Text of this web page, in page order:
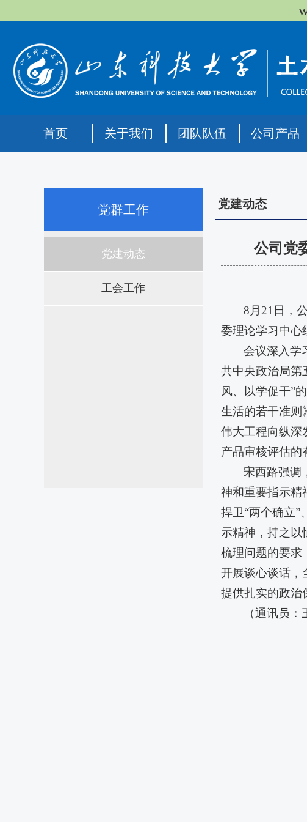
首页 关于我们 团队队伍 公司产品
党群工作
党建动态
工会工作
党建动态
公司党
8月21日，
委理论学习中心
会议深入学
共中央政治局第
风、以学促干”
生活的若干准则
伟大工程向纵深
产品审核评估的
宋西路强调
神和重要指示精
捍卫“两个确立”
示精神，持之以
梳理问题的要求
开展谈心谈话，
提供扎实的政治
（通讯员：